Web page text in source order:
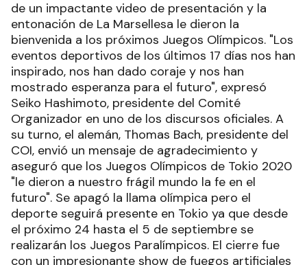
de un impactante video de presentación y la
entonación de La Marsellesa le dieron la
bienvenida a los próximos Juegos Olímpicos. "Los
eventos deportivos de los últimos 17 días nos han
inspirado, nos han dado coraje y nos han
mostrado esperanza para el futuro", expresó
Seiko Hashimoto, presidente del Comité
Organizador en uno de los discursos oficiales. A
su turno, el alemán, Thomas Bach, presidente del
COI, envió un mensaje de agradecimiento y
aseguró que los Juegos Olímpicos de Tokio 2020
"le dieron a nuestro frágil mundo la fe en el
futuro". Se apagó la llama olímpica pero el
deporte seguirá presente en Tokio ya que desde
el próximo 24 hasta el 5 de septiembre se
realizarán los Juegos Paralímpicos. El cierre fue
con un impresionante show de fuegos artificiales